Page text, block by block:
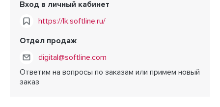
Вход в личный кабинет
https://lk.softline.ru/
Отдел продаж
digital@softline.com
Ответим на вопросы по заказам или примем новый
заказ